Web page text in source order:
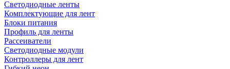
Светодиодные ленты
Комплектующие для лент
Блоки питания
Профиль для ленты
Рассеиватели
Светодиодные модули
Контроллеры для лент